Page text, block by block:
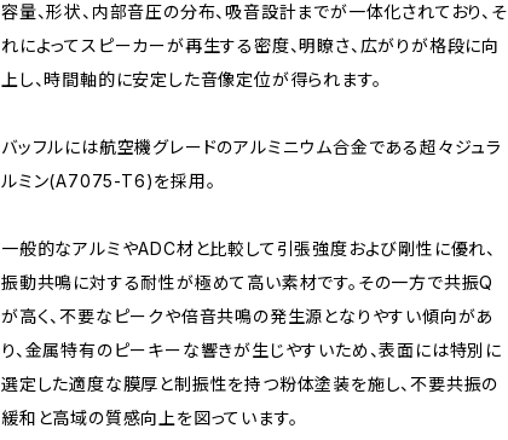
容量、形状、内部音圧の分布、吸音設計までが一体化されており、そ
れによってスピーカーが再生する密度、明瞭さ、広がりが格段に向
上し、時間軸的に安定した音像定位が得られます。
バッフルには航空機グレードのアルミニウム合金である超々ジュラ
ルミン(A7075-T6)を採用。
一般的なアルミやADC材と比較して引張強度および剛性に優れ、
振動共鳴に対する耐性が極めて高い素材です。その一方で共振Q
が高く、不要なピークや倍音共鳴の発生源となりやすい傾向があ
り、金属特有のピーキーな響きが生じやすいため、表面には特別に
選定した適度な膜厚と制振性を持つ粉体塗装を施し、不要共振の
緩和と高域の質感向上を図っています。